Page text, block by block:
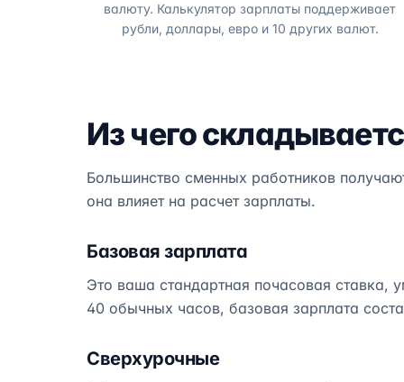
валюту. Калькулятор зарплаты поддерживает
рубли, доллары, евро и 10 других валют.
Из чего
Большинство сменных работников
она влияет на расчет зарплаты.
Базовая зарплата
Это ваша стандартная почасовая
40 обычных часов, базовая зарплата
Сверхурочные